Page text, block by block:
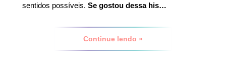
sentidos possíveis. Se gostou dessa his…
Continue lendo »